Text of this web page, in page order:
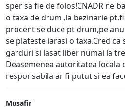
sper sa fie de folos!CNADR ne
o taxa de drum ,la bezinarie
procent se duce pt drum,pe
se plateste iarasi o taxa.Cred ca
garduri si lasat liber numai la
Deasemenea autoritatea locala
responsabila ar fi putut si ea
Musafir